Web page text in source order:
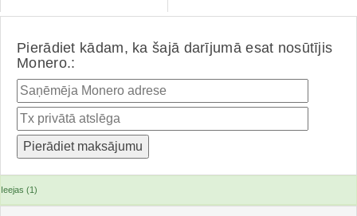
Pierādiet kādam, ka šajā darījumā esat nosūtījis
Monero.:
Ieejas (1)